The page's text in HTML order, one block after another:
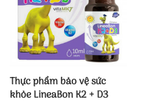
Thực phẩm bảo vệ sức
khỏe LineaBon K2 + D3